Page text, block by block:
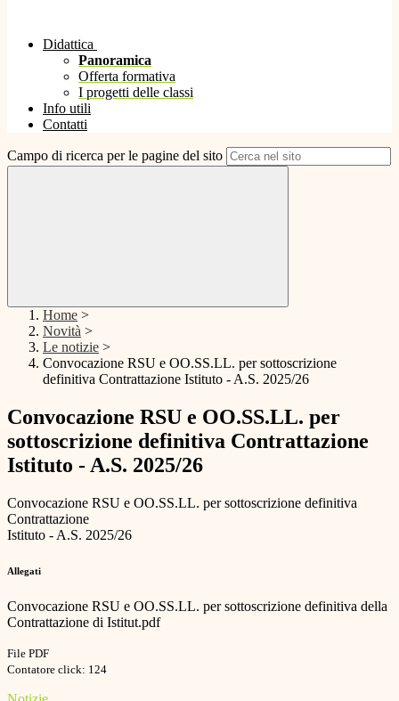
Didattica
Panoramica
Offerta formativa
I progetti delle classi
Info utili
Contatti
Campo di ricerca per le pagine del sito
Home >
Novità >
Le notizie >
Convocazione RSU e OO.SS.LL. per sottoscrizione
definitiva Contrattazione Istituto - A.S. 2025/26
Convocazione RSU e OO.SS.LL. per
sottoscrizione definitiva Contrattazione
Istituto - A.S. 2025/26
Convocazione RSU e OO.SS.LL. per sottoscrizione definitiva
Contrattazione
Istituto - A.S. 2025/26
Allegati
Convocazione RSU e OO.SS.LL. per sottoscrizione definitiva della
Contrattazione di Istitut.pdf
File PDF
Contatore click: 124